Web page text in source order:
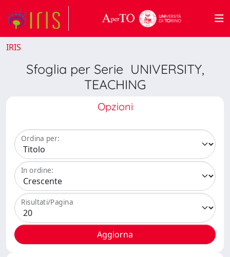
IRIS
Sfoglia per Serie UNIVERSITY,
TEACHING
Opzioni
Ordina per:
In ordine:
Risultati/Pagina